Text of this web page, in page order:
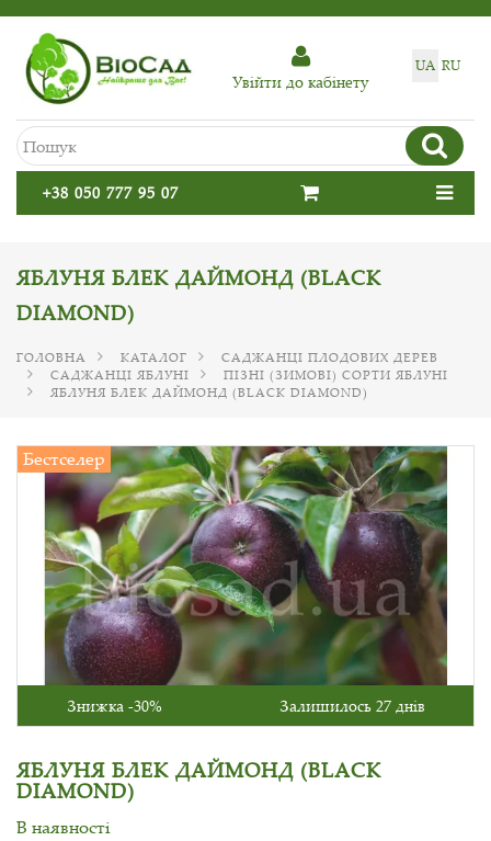
UA RU
Увiйти до кабiнету
+38 050 777 95 07
ЯБЛУНЯ БЛЕК ДАЙМОНД (BLACK
DIAMOND)
ГОЛОВНА КАТАЛОГ
САДЖАНЦІ ПЛОДОВИХ ДЕРЕВ
САДЖАНЦІ ЯБЛУНІ
ПІЗНІ (ЗИМОВІ) СОРТИ ЯБЛУНІ
ЯБЛУНЯ БЛЕК ДАЙМОНД (BLACK DIAMOND)
Бестселер
Знижка -30% Залишилось 27 днів
ЯБЛУНЯ БЛЕК ДАЙМОНД (BLACK
DIAMOND)
В наявності